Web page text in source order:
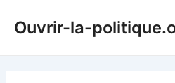
Ouvrir-la-